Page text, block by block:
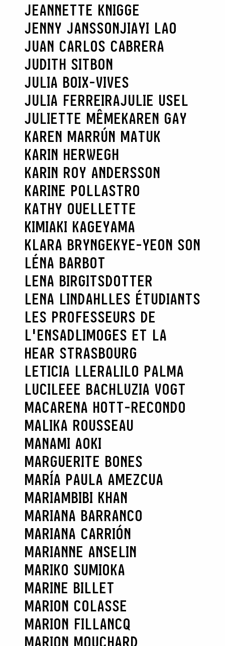
JEANNETTE KNIGGE
JENNY JANSSONJIAYI LAO
JUAN CARLOS CABRERA
JUDITH SITBON
JULIA BOIX-VIVES
JULIA FERREIRAJULIE USEL
JULIETTE MÊMEKAREN GAY
KAREN MARRÚN MATUK
KARIN HERWEGH
KARIN ROY ANDERSSON
KARINE POLLASTRO
KATHY OUELLETTE
KIMIAKI KAGEYAMA
KLARA BRYNGEKYE-YEON SON
LÉNA BARBOT
LENA BIRGITSDOTTER
LENA LINDAHLLES ÉTUDIANTS
LES PROFESSEURS DE
L'ENSADLIMOGES ET LA
HEAR STRASBOURG
LETICIA LLERALILO PALMA
LUCILEEE BACHLUZIA VOGT
MACARENA HOTT-RECONDO
MALIKA ROUSSEAU
MANAMI AOKI
MARGUERITE BONES
MARÍA PAULA AMEZCUA
MARIAMBIBI KHAN
MARIANA BARRANCO
MARIANA CARRIÓN
MARIANNE ANSELIN
MARIKO SUMIOKA
MARINE BILLET
MARION COLASSE
MARION FILLANCQ
MARION MOUCHARD
RECHERCHER